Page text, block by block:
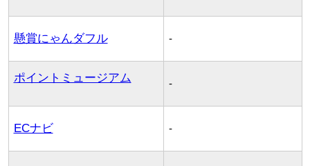
懸賞にゃんダフル -
ポイントミュージアム -
ECナビ -